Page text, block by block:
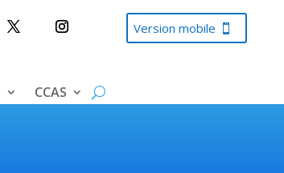
Version mobile
CCAS